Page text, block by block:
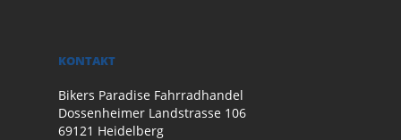
KONTAKT
Bikers Paradise Fahrradhandel
Dossenheimer Landstrasse 106
69121 Heidelberg